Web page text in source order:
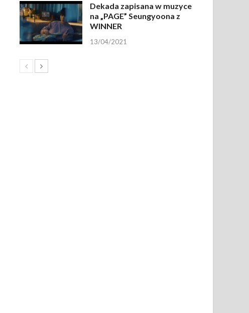
Dekada zapisana w muzyce
na „PAGE” Seungyoona z
WINNER
13/04/2021